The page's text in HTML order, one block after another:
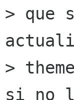
> que
>
si no